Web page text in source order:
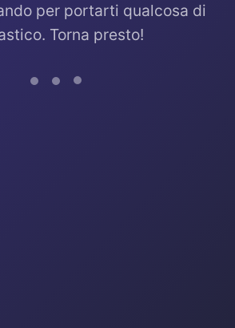
per portarti qualcosa di
Torna presto!